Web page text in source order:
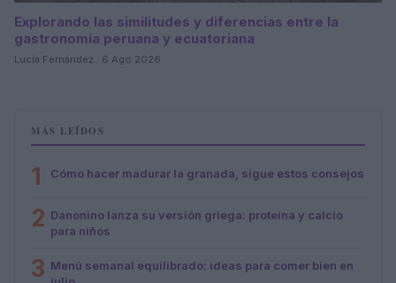
Explorando las similitudes y diferencias entre la
gastronomía peruana y ecuatoriana
Lucía Fernández · 6 Ago 2026
MÁS LEÍDOS
1 Cómo hacer madurar la granada, sigue estos consejos
2 Danonino lanza su versión griega: proteína y calcio
para niños
3 Menú semanal equilibrado: ideas para comer bien en